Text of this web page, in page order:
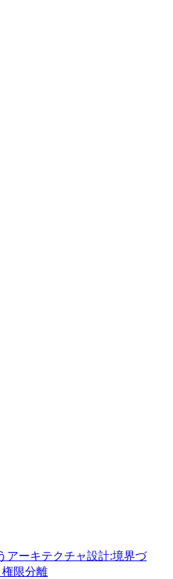
アーキテクチャ設計:境界づ
限分離